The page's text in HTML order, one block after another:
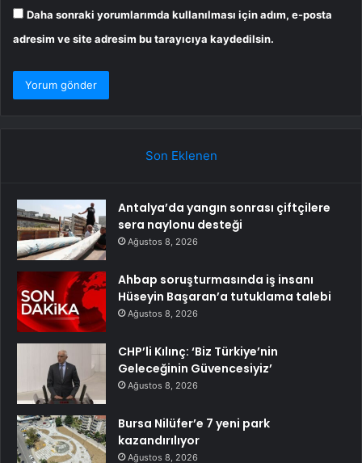
Daha sonraki yorumlarımda kullanılması için adım, e-posta
adresim ve site adresim bu tarayıcıya kaydedilsin.
Son Eklenen
Antalya’da yangın sonrası çiftçilere
sera naylonu desteği
Ağustos 8, 2026
Ahbap soruşturmasında iş insanı
Hüseyin Başaran’a tutuklama talebi
Ağustos 8, 2026
CHP’li Kılınç: ‘Biz Türkiye’nin
Geleceğinin Güvencesiyiz’
Ağustos 8, 2026
Bursa Nilüfer’e 7 yeni park
kazandırılıyor
Ağustos 8, 2026